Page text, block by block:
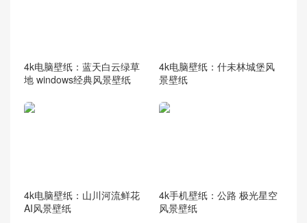
4k电脑壁纸：蓝天白云绿草
地 windows经典风景壁纸
4k电脑壁纸：什未林城堡风
景壁纸
4k电脑壁纸：山川河流鲜花
AI风景壁纸
4k手机壁纸：公路 极光星空
风景壁纸